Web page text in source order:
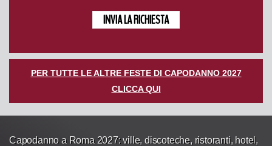
PER TUTTE LE ALTRE FESTE DI CAPODANNO 2027
CLICCA QUI
Capodanno a Roma 2027: ville, discoteche, ristoranti, hotel,